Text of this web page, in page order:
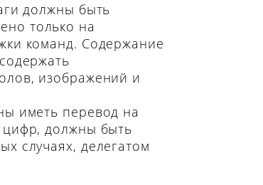
должны быть
только на
команд. Содержание
изображений и
иметь перевод на
цифр, должны быть
случаях, делегатом